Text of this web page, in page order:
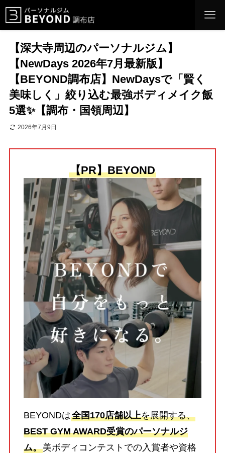
【深大寺周辺のパーソナルジム】
【NewDays 2026年7月最新版】
【BEYOND調布店】NewDaysで「賢く
美味しく」絞り込む最強ボディメイク飯
5選✨【調布・国領周辺】
2026年7月9日
【PR】BEYOND
BEYONDは全国170店舗以上を展開する、
BEST GYM AWARD受賞のパーソナルジ
ム。美ボディコンテストでの入賞者や資格